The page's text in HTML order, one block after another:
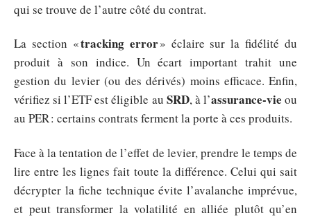
qui se trouve de l’autre côté du contrat.
La section «tracking error» éclaire sur la fidélité du
produit à son indice. Un écart important trahit une
gestion du levier (ou des dérivés) moins efficace. Enfin,
vérifiez si l’ETF est éligible au SRD, à l’assurance-vie ou
au PER : certains contrats ferment la porte à ces produits.
Face à la tentation de l’effet de levier, prendre le temps de
lire entre les lignes fait toute la différence. Celui qui sait
décrypter la fiche technique évite l’avalanche imprévue,
et peut transformer la volatilité en alliée plutôt qu’en